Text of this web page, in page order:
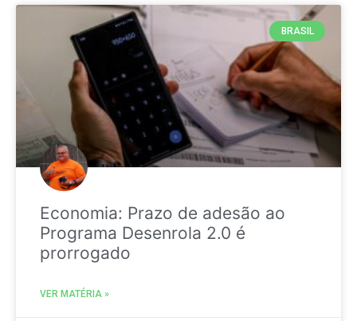
BRASIL
Economia: Prazo de adesão ao
Programa Desenrola 2.0 é
prorrogado
VER MATÉRIA »